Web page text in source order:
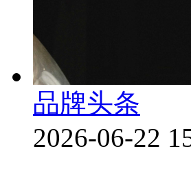
品牌头条
2026-06-22